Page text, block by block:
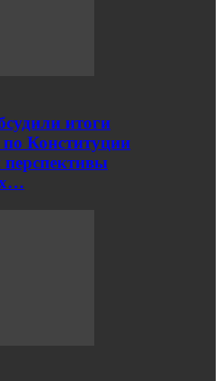
итоги
Конституции
перспективы